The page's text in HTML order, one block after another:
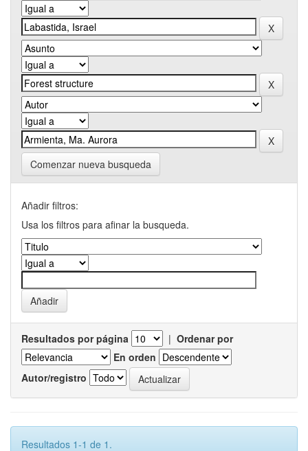
Comenzar nueva busqueda
Añadir filtros:
Usa los filtros para afinar la busqueda.
Resultados por página | Ordenar por
En orden
Autor/registro
Resultados 1-1 de 1.